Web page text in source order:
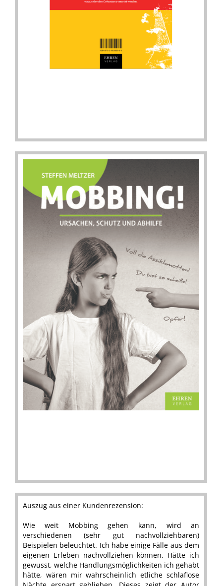
Auszug aus einer Kundenrezension:
Wie weit Mobbing gehen kann, wird an
verschiedenen (sehr gut nachvollziehbaren)
Beispielen beleuchtet. Ich habe einige Fälle aus dem
eigenen Erleben nachvollziehen können. Hätte ich
gewusst, welche Handlungsmöglichkeiten ich gehabt
hätte, wären mir wahrscheinlich etliche schlaflose